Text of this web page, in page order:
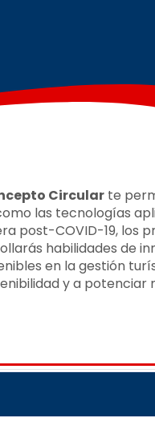
Circular te
las tecnologías
post-COVID-19, los
habilidades de
en la gestión
y a potenciar